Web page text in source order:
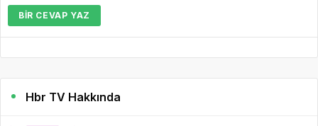
BIR CEVAP YAZ
Hbr TV Hakkında